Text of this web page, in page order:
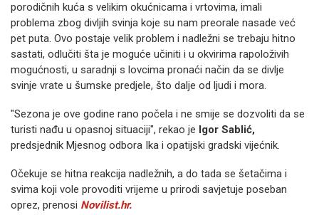
porodičnih kuća s velikim okućnicama i vrtovima, imali
problema zbog divljih svinja koje su nam preorale nasade već
pet puta. Ovo postaje velik problem i nadležni se trebaju hitno
sastati, odlučiti šta je moguće učiniti i u okvirima rapoloživih
mogućnosti, u saradnji s lovcima pronaći način da se divlje
svinje vrate u šumske predjele, što dalje od ljudi i mora.
"Sezona je ove godine rano počela i ne smije se dozvoliti da se
turisti nađu u opasnoj situaciji", rekao je Igor Sablić,
predsjednik Mjesnog odbora Ika i opatijski gradski vijećnik.
Očekuje se hitna reakcija nadležnih, a do tada se šetačima i
svima koji vole provoditi vrijeme u prirodi savjetuje poseban
oprez, prenosi Novilist.hr.